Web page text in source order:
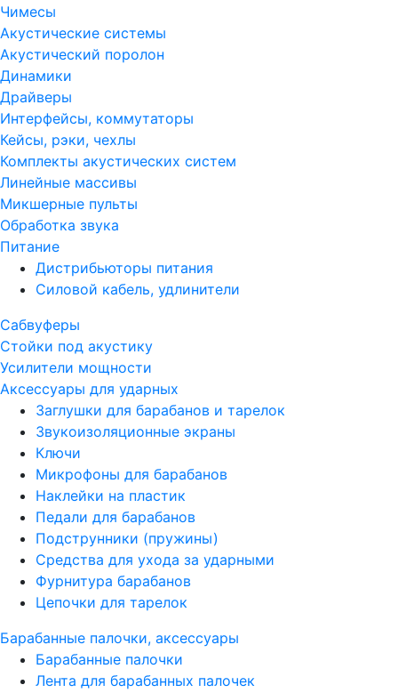
Чимесы
Акустические системы
Акустический поролон
Динамики
Драйверы
Интерфейсы, коммутаторы
Кейсы, рэки, чехлы
Комплекты акустических систем
Линейные массивы
Микшерные пульты
Обработка звука
Питание
Дистрибьюторы питания
Силовой кабель, удлинители
Сабвуферы
Стойки под акустику
Усилители мощности
Аксессуары для ударных
Заглушки для барабанов и тарелок
Звукоизоляционные экраны
Ключи
Микрофоны для барабанов
Наклейки на пластик
Педали для барабанов
Подструнники (пружины)
Средства для ухода за ударными
Фурнитура барабанов
Цепочки для тарелок
Барабанные палочки, аксессуары
Барабанные палочки
Лента для барабанных палочек